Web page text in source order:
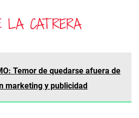
Temor de quedarse afuera de
marketing y publicidad